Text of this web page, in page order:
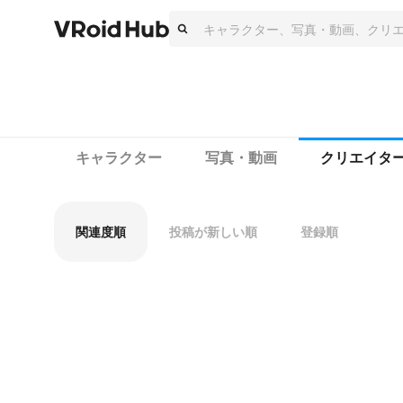
キャラクター 写真・動画 クリエイタ
関連度順 投稿が新しい順 登録順